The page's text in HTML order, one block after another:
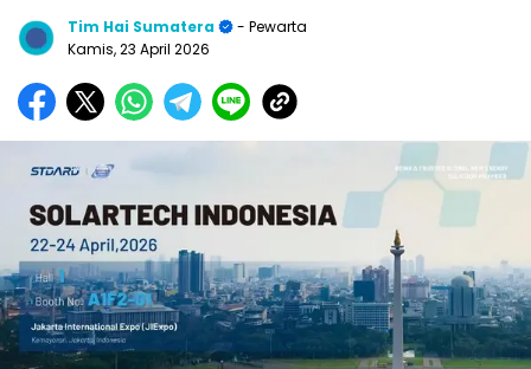
Tim Hai Sumatera
- Pewarta
Kamis, 23 April 2026